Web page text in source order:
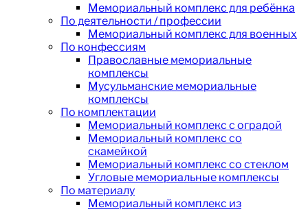
Мемориальный комплекс для ребёнка
По деятельности / профессии
Мемориальный комплекс для военных
По конфессиям
Православные мемориальные
комплексы
Мусульманские мемориальные
комплексы
По комплектации
Мемориальный комплекс с оградой
Мемориальный комплекс со
скамейкой
Мемориальный комплекс со стеклом
Угловые мемориальные комплексы
По материалу
Мемориальный комплекс из